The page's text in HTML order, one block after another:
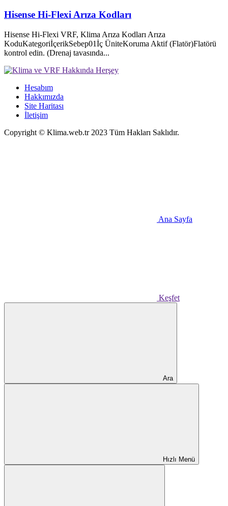
Hisense Hi-Flexi Arıza Kodları
Hisense Hi-Flexi VRF, Klima Arıza Kodları Arıza
KoduKategoriİçerikSebep01İç ÜniteKoruma Aktif (Flatör)Flatörü
kontrol edin. (Drenaj tavasında...
Hesabım
Hakkımızda
Site Haritası
İletişim
Copyright © Klima.web.tr 2023 Tüm Hakları Saklıdır.
Ana Sayfa
Keşfet
Ara
Hızlı Menü